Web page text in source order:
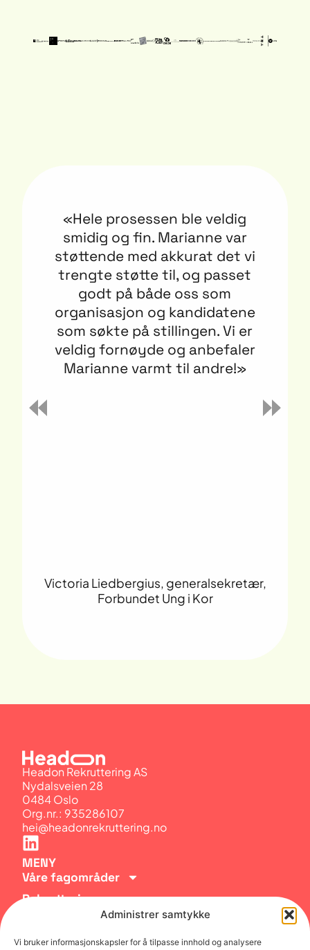
Administrer samtykke
Vi bruker informasjonskapsler for å tilpasse innhold og analysere
«Hele prosessen ble veldig
smidig og fin. Marianne var
støttende med akkurat det vi
trengte støtte til, og passet
godt på både oss som
organisasjon og kandidatene
som søkte på stillingen. Vi er
veldig fornøyde og anbefaler
Marianne varmt til andre!»
Victoria Liedbergius, generalsekretær,
Forbundet Ung i Kor
Headon Rekruttering AS
Nydalsveien 28
0484 Oslo
Org.nr.: 935286107
hei@headonrekruttering.no
MENY
Våre fagområder
Rekruttering
Karriererådgivning
Om Headon